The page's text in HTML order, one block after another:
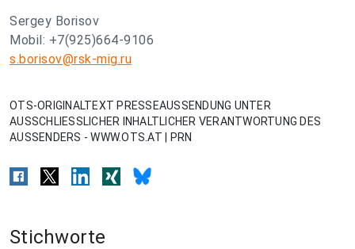
Sergey Borisov
Mobil: +7(925)664-9106
s.borisov@rsk-mig.ru
OTS-ORIGINALTEXT PRESSEAUSSENDUNG UNTER
AUSSCHLIESSLICHER INHALTLICHER VERANTWORTUNG DES
AUSSENDERS - WWW.OTS.AT | PRN
Stichworte